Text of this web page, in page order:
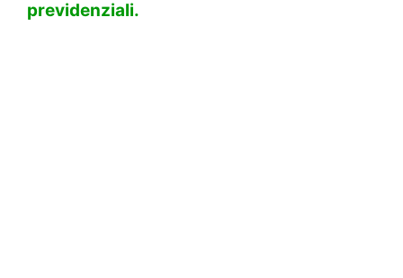
previdenziali.